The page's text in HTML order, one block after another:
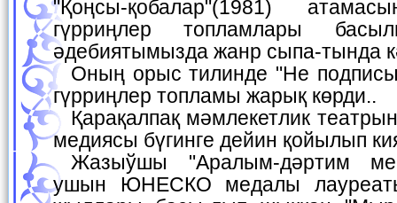
"Қоңсы-қобалар"(1981)
гүрриңлер топламлары
әдебиятымызда жанр сыпа-тында
Оның орыс тилинде "Не подписывай, браток" (1984)
гүрриңлер топламы жарық көрди..
Қарақалпақ мәмлекетлик театрында "Өжет"(1981) ко-
медиясы бүгинге дейин қойылып
Жазыўшы "Аралым-дәртим мениң"(1985) эссеси
ушын ЮНЕСКО медалы